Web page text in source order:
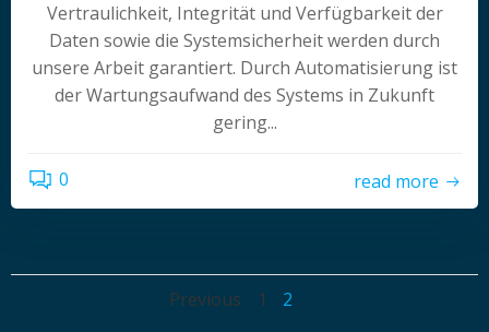
Vertraulichkeit, Integrität und Verfügbarkeit der
Daten sowie die Systemsicherheit werden durch
unsere Arbeit garantiert. Durch Automatisierung ist
der Wartungsaufwand des Systems in Zukunft
gering...
0 read more
Posts
Previous Posts
Page
1 Page
2